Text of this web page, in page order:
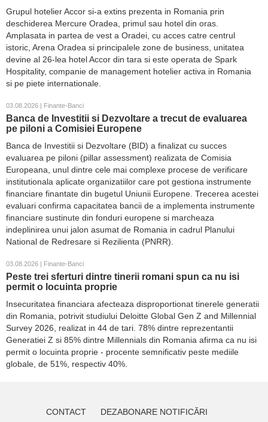
Grupul hotelier Accor si-a extins prezenta in Romania prin
deschiderea Mercure Oradea, primul sau hotel din oras.
Amplasata in partea de vest a Oradei, cu acces catre centrul
istoric, Arena Oradea si principalele zone de business, unitatea
devine al 26-lea hotel Accor din tara si este operata de Spark
Hospitality, companie de management hotelier activa in Romania
si pe piete internationale.
03.08.2026 | Finante-Banci
Banca de Investitii si Dezvoltare a trecut de evaluarea
pe piloni a Comisiei Europene
Banca de Investitii si Dezvoltare (BID) a finalizat cu succes
evaluarea pe piloni (pillar assessment) realizata de Comisia
Europeana, unul dintre cele mai complexe procese de verificare
institutionala aplicate organizatiilor care pot gestiona instrumente
financiare finantate din bugetul Uniunii Europene. Trecerea acestei
evaluari confirma capacitatea bancii de a implementa instrumente
financiare sustinute din fonduri europene si marcheaza
indeplinirea unui jalon asumat de Romania in cadrul Planului
National de Redresare si Rezilienta (PNRR).
03.08.2026 | Finante-Banci
Peste trei sferturi dintre tinerii romani spun ca nu isi
permit o locuinta proprie
Insecuritatea financiara afecteaza disproportionat tinerele generatii
din Romania, potrivit studiului Deloitte Global Gen Z and Millennial
Survey 2026, realizat in 44 de tari. 78% dintre reprezentantii
Generatiei Z si 85% dintre Millennials din Romania afirma ca nu isi
permit o locuinta proprie - procente semnificativ peste mediile
globale, de 51%, respectiv 40%.
CONTACT DEZABONARE NOTIFICĂRI